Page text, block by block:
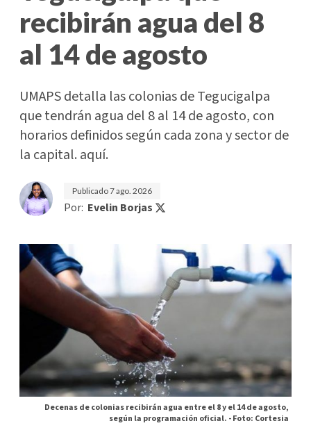
recibirán agua del 8
al 14 de agosto
UMAPS detalla las colonias de Tegucigalpa
que tendrán agua del 8 al 14 de agosto, con
horarios definidos según cada zona y sector de
la capital. aquí.
Publicado7 ago. 2026
Por: Evelin Borjas
Decenas de colonias recibirán agua entre el 8 y el 14 de agosto,
según la programación oficial. -Foto: Cortesia